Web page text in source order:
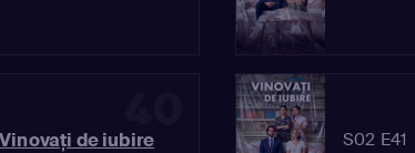
Vinovaţi de iubire S02 E41